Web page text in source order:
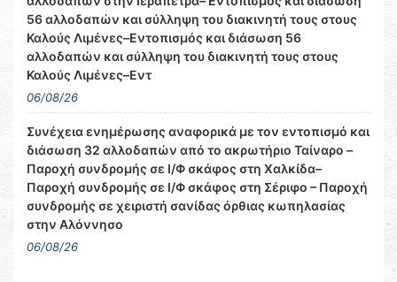
56 αλλοδαπών και σύλληψη του διακινητή τους στους
Καλούς Λιμένες–Εντοπισμός και διάσωση 56
αλλοδαπών και σύλληψη του διακινητή τους στους
Καλούς Λιμένες–Εντ
06/08/26
Συνέχεια ενημέρωσης αναφορικά με τον εντοπισμό και
διάσωση 32 αλλοδαπών από το ακρωτήριο Ταίναρο –
Παροχή συνδρομής σε Ι/Φ σκάφος στη Χαλκίδα–
Παροχή συνδρομής σε Ι/Φ σκάφος στη Σέριφο – Παροχή
συνδρομής σε χειριστή σανίδας όρθιας κωπηλασίας
στην Αλόννησο
06/08/26